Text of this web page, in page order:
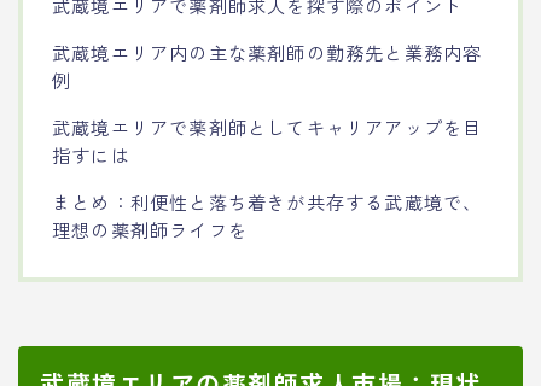
武蔵境エリア内の主な薬剤師の勤務先と業務内容
例
武蔵境エリアで薬剤師としてキャリアアップを目
指すには
まとめ：利便性と落ち着きが共存する武蔵境で、
理想の薬剤師ライフを